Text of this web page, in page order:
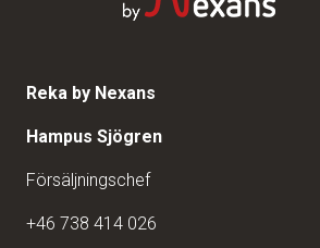
Reka by Nexans
Hampus Sjögren
Försäljningschef
+46 738 414 026